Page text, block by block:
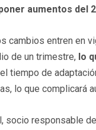
aumentos del
cambios entren en
de un trimestre, lo
tiempo de
lo que complicará
socio responsable